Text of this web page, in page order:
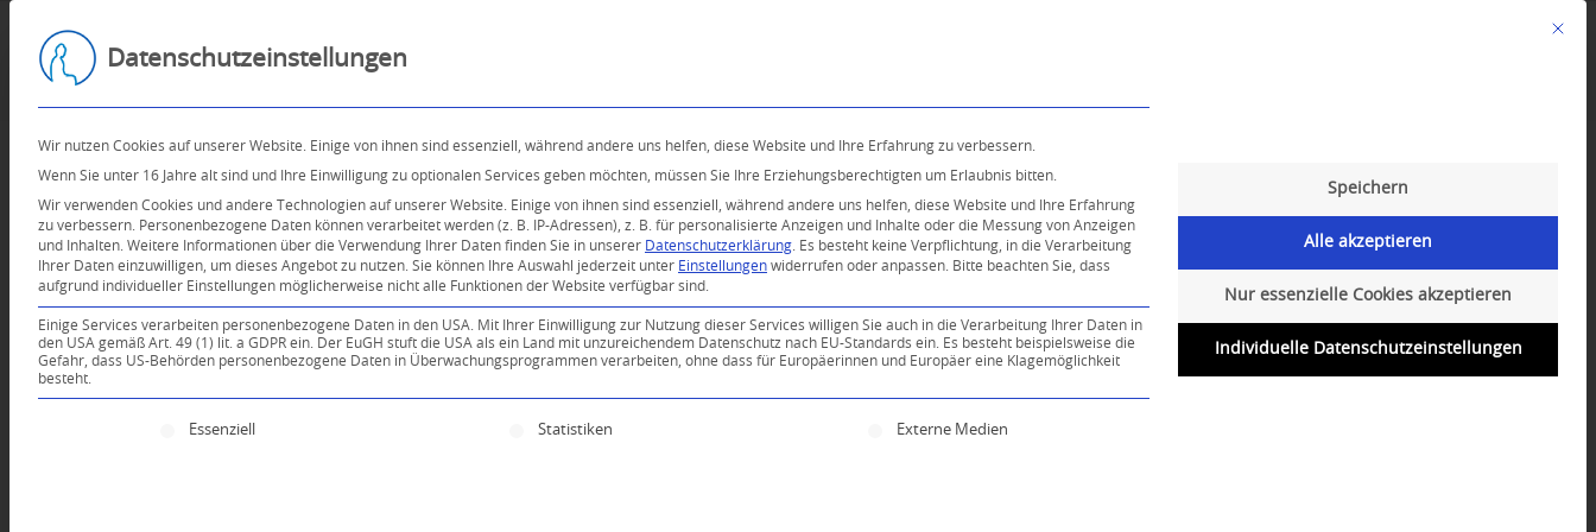
Mit
Datenschutzeinstellungen
Wir nutzen Cookies auf unserer Website. Einige von ihnen sind essenziell, während andere uns helfen, diese Website und Ihre Erfahrung zu verbessern.
Wenn Sie unter 16 Jahre alt sind und Ihre Einwilligung zu optionalen Services geben möchten, müssen Sie Ihre Erziehungsberechtigten um Erlaubnis bitten.
Wir verwenden Cookies und andere Technologien auf unserer Website. Einige von ihnen sind essenziell, während andere uns helfen, diese Website und Ihre Erfahrung
zu verbessern.
Personenbezogene Daten können verarbeitet werden (z. B. IP-Adressen), z. B. für personalisierte Anzeigen und Inhalte oder die Messung von Anzeigen
und Inhalten. Weitere Informationen über die Verwendung Ihrer Daten finden Sie in unserer Datenschutzerklärung
Es besteht keine Verpflichtung, in die Verarbeitung
Ihrer Daten einzuwilligen, um dieses Angebot zu nutzen. Sie können Ihre Auswahl jederzeit unter Einstellungen widerrufen oder anpassen.
Bitte beachten Sie, dass
aufgrund individueller Einstellungen möglicherweise nicht alle Funktionen der Website verfügbar sind.
Einige Services verarbeiten personenbezogene Daten in den USA. Mit Ihrer Einwilligung zur Nutzung dieser Services willigen Sie auch in die Verarbeitung Ihrer Daten in
den USA gemäß Art. 49 (1) lit. a GDPR ein. Der EuGH stuft die USA als ein Land mit unzureichendem Datenschutz nach EU-Standards ein. Es besteht beispielsweise die
Gefahr, dass US-Behörden personenbezogene Daten in Überwachungsprogrammen verarbeiten, ohne dass für Europäerinnen und Europäer eine Klagemöglichkeit
besteht.
Es folgt eine Liste der Service-Gruppen, für die eine Einwilligung erteilt werden kann. Die erste Service-Gruppe ist essenziell und kann nicht abgewählt
Essenziell Statistiken Externe Medien
Speichern
Alle akzeptieren
Nur essenzielle Cookies akzeptieren
Individuelle Datenschutzeinstellungen